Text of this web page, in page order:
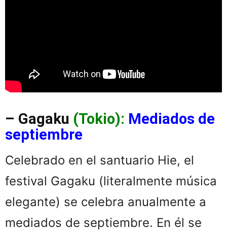
– Gagaku (Tokio): Mediados de
septiembre
Celebrado en el santuario Hie, el
festival Gagaku (literalmente música
elegante) se celebra anualmente a
mediados de septiembre. En él se